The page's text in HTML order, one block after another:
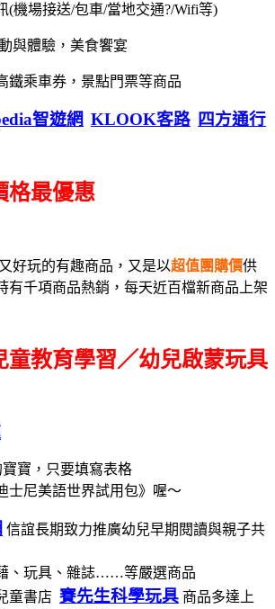
(機場接送/包車/當地交通?/Wifi等)
與體驗，美食饗宴
鐵乘車券，景點門票等商品
智遊網 KLOOK客路 四方通行
格最優惠
好玩的有趣商品，又是以超值團購價供
有千項商品熱銷，每天近百檔新商品上架
童教育學習／幼兒啟蒙玩具
寶，只要填寫表格
士尼美語世界試用包》喔～
信誼長期致力推廣幼兒早期閱讀與親子共
、玩具、雜誌……等嚴選商品
童書店 賽先生科學玩具 商品多達上